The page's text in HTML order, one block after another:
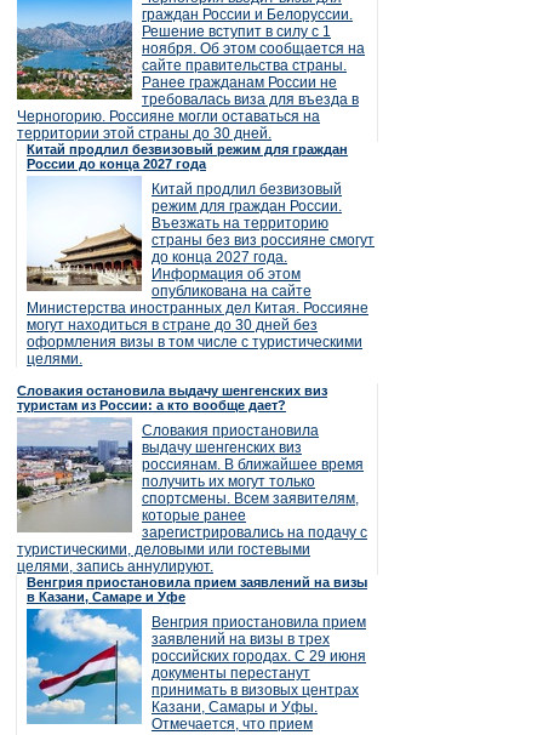
граждан России и Белоруссии.
Решение вступит в силу с 1
ноября. Об этом сообщается на
сайте правительства страны.
Ранее гражданам России не
требовалась виза для въезда в
Черногорию. Россияне могли оставаться на
территории этой страны до 30 дней.
Китай продлил безвизовый режим для граждан
России до конца 2027 года
Китай продлил безвизовый
режим для граждан России.
Въезжать на территорию
страны без виз россияне смогут
до конца 2027 года.
Информация об этом
опубликована на сайте
Министерства иностранных дел Китая. Россияне
могут находиться в стране до 30 дней без
оформления визы в том числе с туристическими
целями.
Словакия остановила выдачу шенгенских виз
туристам из России: а кто вообще дает?
Словакия приостановила
выдачу шенгенских виз
россиянам. В ближайшее время
получить их могут только
спортсмены. Всем заявителям,
которые ранее
зарегистрировались на подачу с
туристическими, деловыми или гостевыми
целями, запись аннулируют.
Венгрия приостановила прием заявлений на визы
в Казани, Самаре и Уфе
Венгрия приостановила прием
заявлений на визы в трех
российских городах. С 29 июня
документы перестанут
принимать в визовых центрах
Казани, Самары и Уфы.
Отмечается, что прием